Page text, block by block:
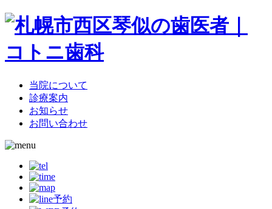
当院について
診療案内
お知らせ
お問い合わせ